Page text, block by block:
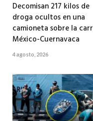
Decomisan 217 kilos de
droga ocultos en una
camioneta sobre la
México-Cuernavaca
4 agosto, 2026